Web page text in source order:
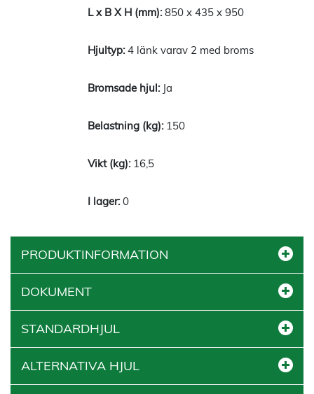
850 x 435 x 950
4 länk varav 2 med broms
Ja
150
16,5
0
PRODUKTINFORMATION
DOKUMENT
STANDARDHJUL
ALTERNATIVA HJUL